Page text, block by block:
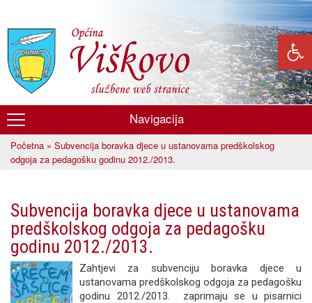
glavni
sadržaj
Općina
Viškovo
Navigacija
Vi ste ovdje
Početna » Subvencija boravka djece u ustanovama predškolskog
odgoja za pedagošku godinu 2012./2013.
Subvencija boravka djece u ustanovama
predškolskog odgoja za pedagošku
godinu 2012./2013.
Zahtjevi za subvenciju boravka djece u
ustanovama predškolskog odgoja za pedagošku
godinu 2012./2013. zaprimaju se u pisarnici